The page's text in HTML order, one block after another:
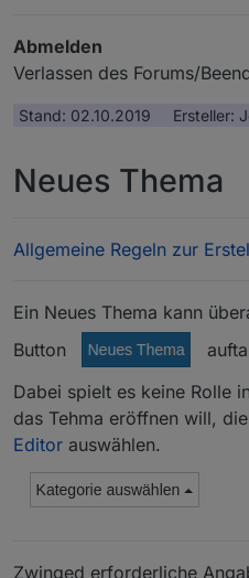
Abmelden
Verlassen des Forums/
Stand: 02.10.2019 Ersteller:
Neues Thema
Allgemeine Regeln zur
Ein Neues Thema kann
Button
Dabei spielt es keine Rolle
das Tehma eröffnen will,
Editor auswählen.
Zwinged erforderliche